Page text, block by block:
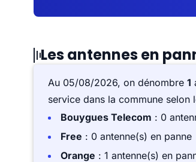
Les antennes en
Au 05/08/2026, on dénombre 1
service dans la commune selon
Bouygues Telecom : 0
Free : 0 antenne(s) en panne
Orange : 1 antenne(s) en